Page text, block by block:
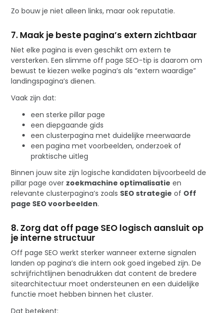
Zo bouw je niet alleen links, maar ook reputatie.
7. Maak je beste pagina’s extern zichtbaar
Niet elke pagina is even geschikt om extern te
versterken. Een slimme off page SEO-tip is daarom om
bewust te kiezen welke pagina’s als “extern waardige”
landingspagina’s dienen.
Vaak zijn dat:
een sterke pillar page
een diepgaande gids
een clusterpagina met duidelijke meerwaarde
een pagina met voorbeelden, onderzoek of
praktische uitleg
Binnen jouw site zijn logische kandidaten bijvoorbeeld de
pillar page over zoekmachine optimalisatie en
relevante clusterpagina’s zoals SEO strategie of Off
page SEO voorbeelden.
8. Zorg dat off page SEO logisch aansluit op
je interne structuur
Off page SEO werkt sterker wanneer externe signalen
landen op pagina’s die intern ook goed ingebed zijn. De
schrijfrichtlijnen benadrukken dat content de bredere
sitearchitectuur moet ondersteunen en een duidelijke
functie moet hebben binnen het cluster.
Dat betekent: